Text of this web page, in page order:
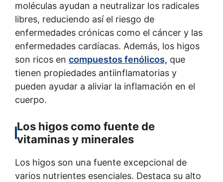
moléculas ayudan a neutralizar los radicales
libres, reduciendo así el riesgo de
enfermedades crónicas como el cáncer y las
enfermedades cardíacas. Además, los higos
son ricos en compuestos fenólicos, que
tienen propiedades antiinflamatorias y
pueden ayudar a aliviar la inflamación en el
cuerpo.
Los higos como fuente de
vitaminas y minerales
Los higos son una fuente excepcional de
varios nutrientes esenciales. Destaca su alto